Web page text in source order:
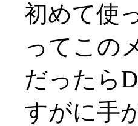
初めて使
ってこの
だったら
すがに手